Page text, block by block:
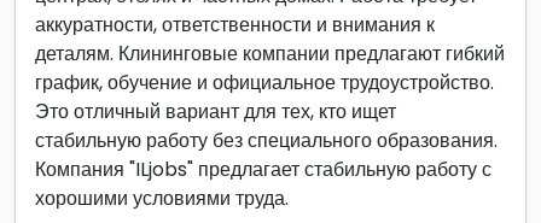
аккуратности, ответственности и внимания к
деталям. Клининговые компании предлагают гибкий
график, обучение и официальное трудоустройство.
Это отличный вариант для тех, кто ищет
стабильную работу без специального образования.
Компания "ILjobs" предлагает стабильную работу с
хорошими условиями труда.